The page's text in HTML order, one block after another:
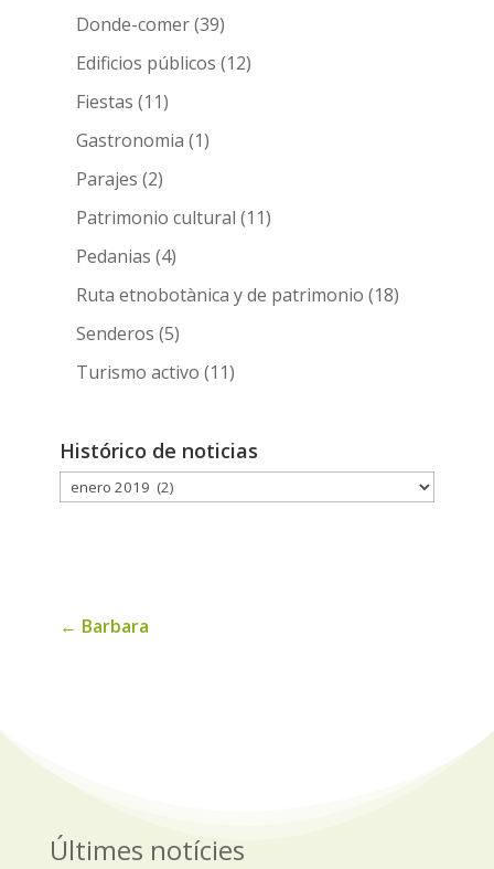
Donde-comer(39)
Edificios públicos (12)
Fiestas (11)
Gastronomia (1)
Parajes (2)
Patrimonio cultural (11)
Pedanias (4)
Ruta etnobotànica y de patrimonio (18)
Senderos (5)
Turismo activo (11)
Histórico de noticias
Histórico
← Barbara
Últimes notícies